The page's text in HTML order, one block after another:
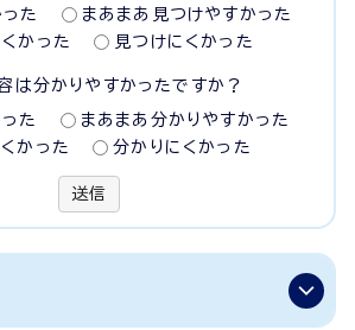
た
まあまあ見つけやすかった
かった
見つけにくかった
は分かりやすかったですか？
た
まあまあ分かりやすかった
かった
分かりにくかった
送信